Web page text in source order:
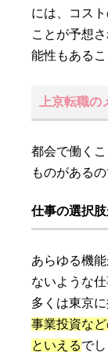
には、コス
ことが予想
能性もある
上京転職
都会で働く
ものがあるの
仕事の選択
あらゆる機
ないような
多くは東京
事業投資な
といえるで